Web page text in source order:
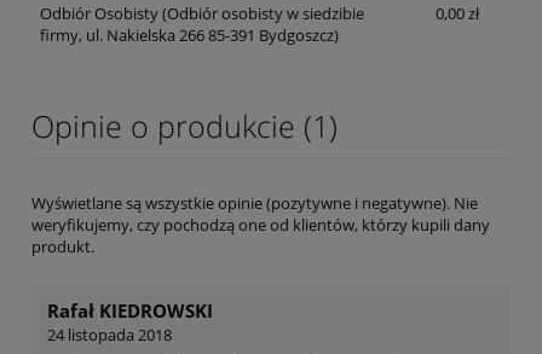
Odbiór Osobisty(Odbiór osobisty w siedzibie
firmy, ul. Nakielska 266 85-391 Bydgoszcz)
0,00 zł
Opinie o produkcie (1)
Wyświetlane są wszystkie opinie (pozytywne i negatywne). Nie
weryfikujemy, czy pochodzą one od klientów, którzy kupili dany
produkt.
Rafał KIEDROWSKI
24 listopada 2018